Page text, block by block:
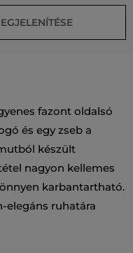
fazont oldalsó
és egy zseb a
készült
nagyon kellemes
karbantartható.
elegáns ruhatára